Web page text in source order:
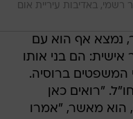
רשמי, באדיבות עיריית אום
נמצא אף הוא עם
הם בני אותו
המשפטים ברוסיה.
"רואים כאן
ל-40 שוטרים", הוא מאשר, "אמרו